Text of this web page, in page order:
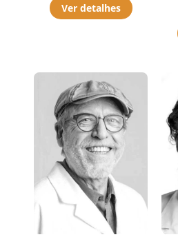
Ver detalhes